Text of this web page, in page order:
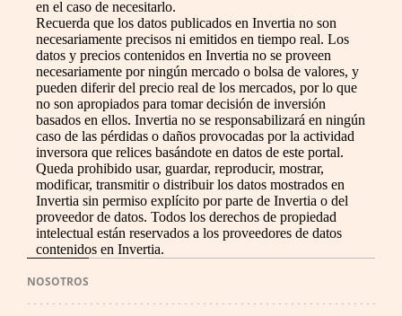
en el caso de necesitarlo.
Recuerda que los datos publicados en Invertia no son
necesariamente precisos ni emitidos en tiempo real. Los
datos y precios contenidos en Invertia no se proveen
necesariamente por ningún mercado o bolsa de valores, y
pueden diferir del precio real de los mercados, por lo que
no son apropiados para tomar decisión de inversión
basados en ellos. Invertia no se responsabilizará en ningún
caso de las pérdidas o daños provocadas por la actividad
inversora que relices basándote en datos de este portal.
Queda prohibido usar, guardar, reproducir, mostrar,
modificar, transmitir o distribuir los datos mostrados en
Invertia sin permiso explícito por parte de Invertia o del
proveedor de datos. Todos los derechos de propiedad
intelectual están reservados a los proveedores de datos
contenidos en Invertia.
NOSOTROS